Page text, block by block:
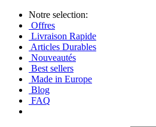
Notre selection:
Offres
Livraison Rapide
Articles Durables
Nouveautés
Best sellers
Made in Europe
Blog
FAQ